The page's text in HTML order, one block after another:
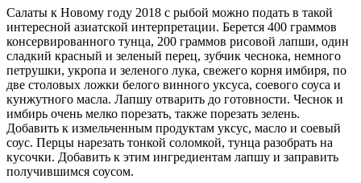
Салаты к Новому году 2018 с рыбой можно подать в такой
интересной азиатской интерпретации. Берется 400 граммов
консервированного тунца, 200 граммов рисовой лапши, один
сладкий красный и зеленый перец, зубчик чеснока, немного
петрушки, укропа и зеленого лука, свежего корня имбиря, по
две столовых ложки белого винного уксуса, соевого соуса и
кунжутного масла. Лапшу отварить до готовности. Чеснок и
имбирь очень мелко порезать, также порезать зелень.
Добавить к измельченным продуктам уксус, масло и соевый
соус. Перцы нарезать тонкой соломкой, тунца разобрать на
кусочки. Добавить к этим ингредиентам лапшу и заправить
получившимся соусом.